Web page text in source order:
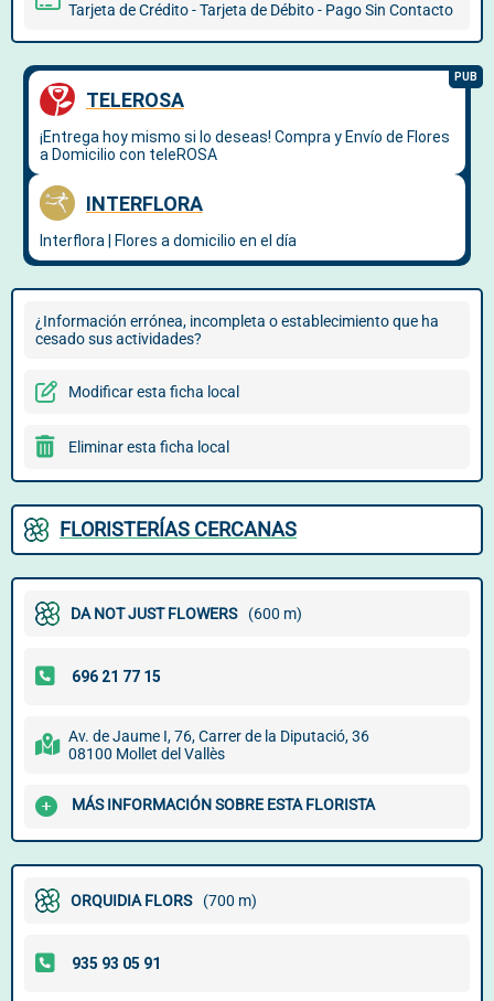
Tarjeta de Crédito - Tarjeta de Débito - Pago Sin Contacto
¿Información errónea, incompleta o establecimiento que ha
cesado sus actividades?
Modificar esta ficha local
Eliminar esta ficha local
FLORISTERÍAS CERCANAS
DA NOT JUST FLOWERS (600 m)
Av. de Jaume I, 76, Carrer de la Diputació, 36
08100 Mollet del Vallès
MÁS INFORMACIÓN SOBRE ESTA FLORISTA
ORQUIDIA FLORS (700 m)